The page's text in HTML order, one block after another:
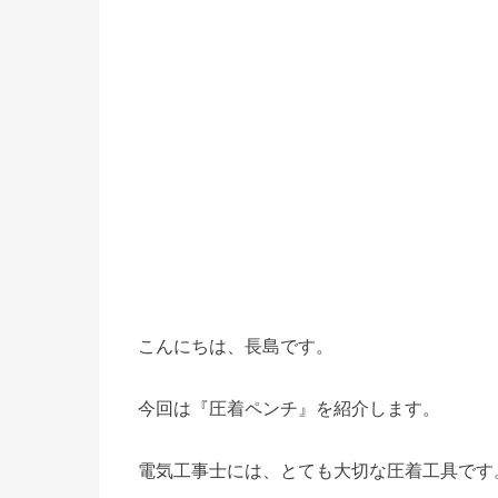
こんにちは、長島です。
今回は『圧着ペンチ』を紹介します。
電気工事士には、とても大切な圧着工具です